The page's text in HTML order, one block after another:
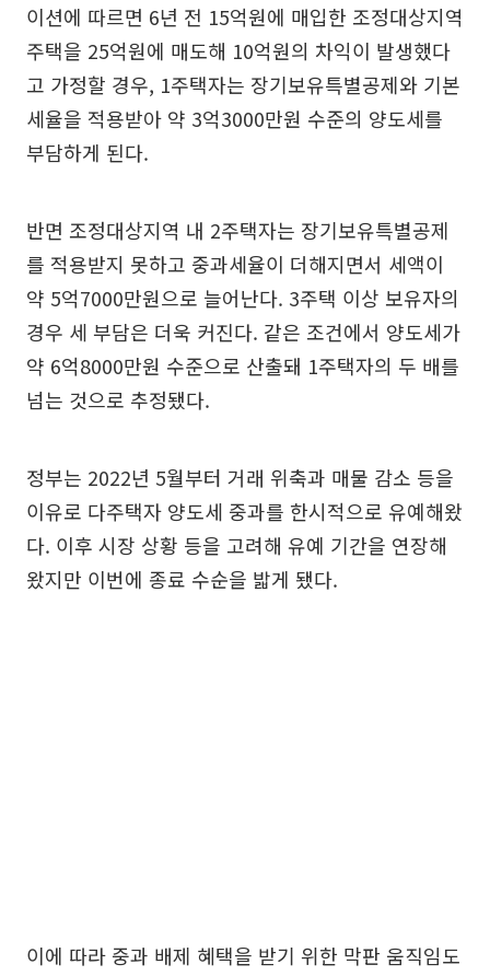
이션에 따르면 6년 전 15억원에 매입한 조정대상지역
주택을 25억원에 매도해 10억원의 차익이 발생했다
고 가정할 경우, 1주택자는 장기보유특별공제와 기본
세율을 적용받아 약 3억3000만원 수준의 양도세를
부담하게 된다.
반면 조정대상지역 내 2주택자는 장기보유특별공제
를 적용받지 못하고 중과세율이 더해지면서 세액이
약 5억7000만원으로 늘어난다. 3주택 이상 보유자의
경우 세 부담은 더욱 커진다. 같은 조건에서 양도세가
약 6억8000만원 수준으로 산출돼 1주택자의 두 배를
넘는 것으로 추정됐다.
정부는 2022년 5월부터 거래 위축과 매물 감소 등을
이유로 다주택자 양도세 중과를 한시적으로 유예해왔
다. 이후 시장 상황 등을 고려해 유예 기간을 연장해
왔지만 이번에 종료 수순을 밟게 됐다.
이에 따라 중과 배제 혜택을 받기 위한 막판 움직임도